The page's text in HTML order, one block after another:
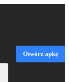
Otwórz apkę